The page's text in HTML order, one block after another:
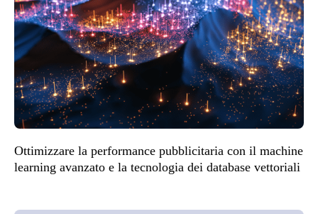
Ottimizzare la performance pubblicitaria con il machine
learning avanzato e la tecnologia dei database vettoriali